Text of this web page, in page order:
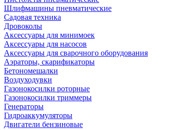
Шлифмашины пневматические
Садовая техника
Дровоколы
Аксессуары для минимоек
Аксессуары для насосов
Аксессуары для сварочного оборудования
Аэраторы, скарификаторы
Бетономешалки
Воздуходувки
Газонокосилки роторные
Газонокосилки триммеры
Генераторы
Гидроаккумуляторы
Двигатели бензиновые